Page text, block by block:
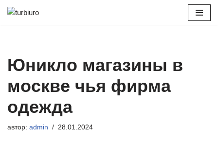
Юникло магазины в
москве чья фирма
одежда
автор: admin 28.01.2024